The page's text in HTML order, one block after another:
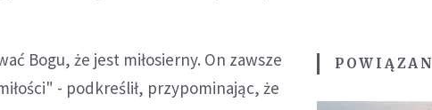
Bogu, że jest miłosierny. On zawsze
- podkreślił, przypominając, że